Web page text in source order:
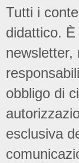
Tutti i
didattico.
newsletter,
obbligo di
esclusiva